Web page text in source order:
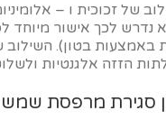
של זכוכית ו –
נדרש לכך אישור מיוחד
באמצעות בטון). השילוב
הזזה אלגנטיות
סגירת מרפסת שמש